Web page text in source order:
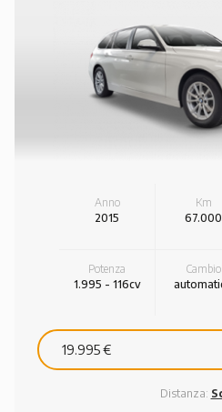
Anno
2015
Km
67.000
Potenza
1.995 - 116cv
Cambio
19.995 €
Distanza: